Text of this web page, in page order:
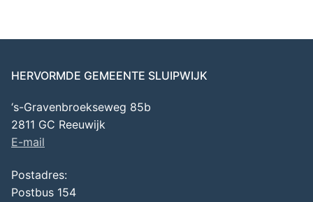
HERVORMDE GEMEENTE SLUIPWIJK
‘s-Gravenbroekseweg 85b
2811 GC Reeuwijk
E-mail
Postadres:
Postbus 154